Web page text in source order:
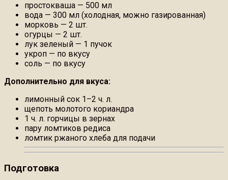
простокваша — 500 мл
вода — 300 мл (холодная, можно газированная)
морковь — 2 шт.
огурцы — 2 шт.
лук зеленый — 1 пучок
укроп — по вкусу
соль — по вкусу
Дополнительно для вкуса:
лимонный сок 1–2 ч. л.
щепоть молотого кориандра
1 ч. л. горчицы в зернах
пару ломтиков редиса
ломтик ржаного хлеба для подачи
Подготовка